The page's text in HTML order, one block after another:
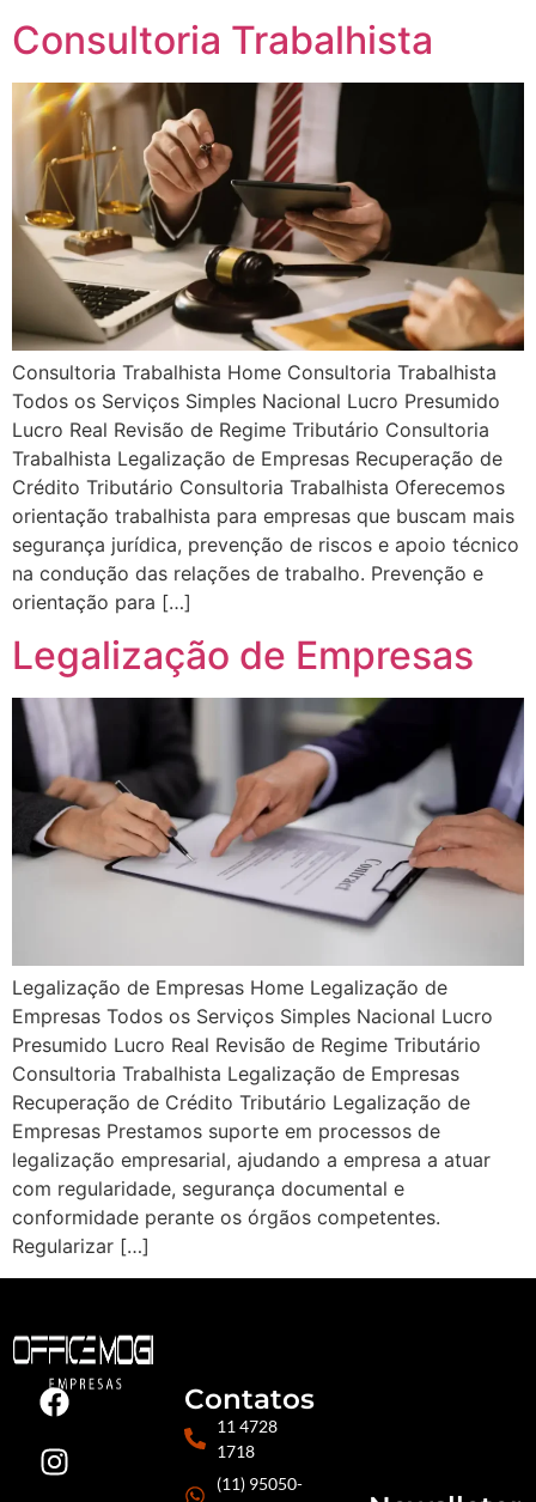
Consultoria Trabalhista
Consultoria Trabalhista Home Consultoria Trabalhista
Todos os Serviços Simples Nacional Lucro Presumido
Lucro Real Revisão de Regime Tributário Consultoria
Trabalhista Legalização de Empresas Recuperação de
Crédito Tributário Consultoria Trabalhista Oferecemos
orientação trabalhista para empresas que buscam mais
segurança jurídica, prevenção de riscos e apoio técnico
na condução das relações de trabalho. Prevenção e
orientação para […]
Legalização de Empresas
Legalização de Empresas Home Legalização de
Empresas Todos os Serviços Simples Nacional Lucro
Presumido Lucro Real Revisão de Regime Tributário
Consultoria Trabalhista Legalização de Empresas
Recuperação de Crédito Tributário Legalização de
Empresas Prestamos suporte em processos de
legalização empresarial, ajudando a empresa a atuar
com regularidade, segurança documental e
conformidade perante os órgãos competentes.
Regularizar […]
Contatos
11 4728
1718
(11) 95050-